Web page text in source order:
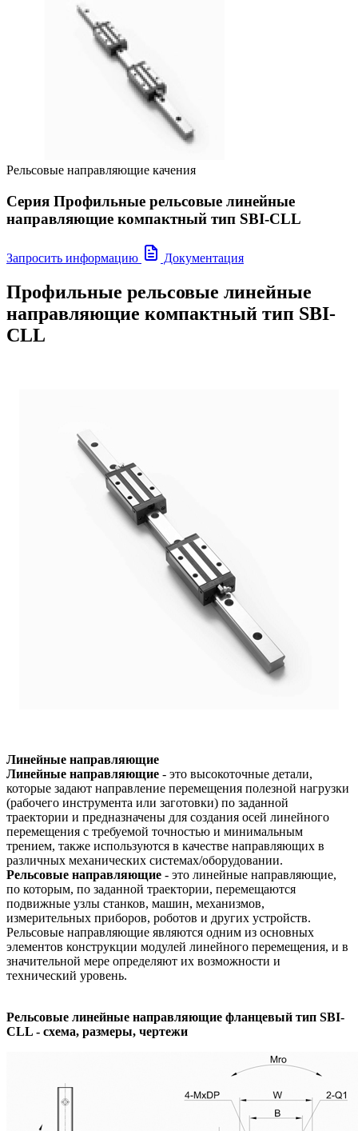
Рельсовые направляющие качения
Серия Профильные рельсовые линейные
направляющие компактный тип SBI-CLL
Запросить информацию Документация
Профильные рельсовые линейные
направляющие компактный тип SBI-
CLL
Линейные направляющие
Линейные направляющие - это высокоточные детали,
которые задают направление перемещения полезной нагрузки
(рабочего инструмента или заготовки) по заданной
траектории и предназначены для создания осей линейного
перемещения с требуемой точностью и минимальным
трением, также используются в качестве направляющих в
различных механических системах/оборудовании.
Рельсовые направляющие - это линейные направляющие,
по которым, по заданной траектории, перемещаются
подвижные узлы станков, машин, механизмов,
измерительных приборов, роботов и других устройств.
Рельсовые направляющие являются одним из основных
элементов конструкции модулей линейного перемещения, и в
значительной мере определяют их возможности и
технический уровень.
Рельсовые линейные направляющие фланцевый тип SBI-
CLL - схема, размеры, чертежи